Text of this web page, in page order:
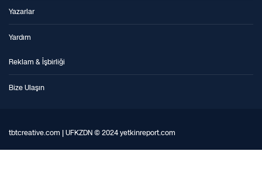
Yazarlar
Yardım
Reklam & İşbirliği
Bize Ulaşın
tbtcreative.com | UFKZDN © 2024 yetkinreport.com